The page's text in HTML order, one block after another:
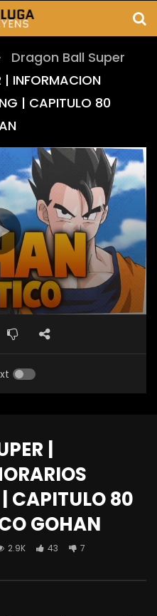
Dragon Ball Super
| INFORMACION
| CAPITULO 80
|
CAPITULO 80
GOHAN
2.9K 43 7